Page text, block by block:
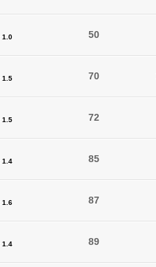
1.0
50
1.5
70
1.5
72
1.4
85
1.6
87
1.4
89